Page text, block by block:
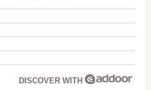
DISCOVER WITH